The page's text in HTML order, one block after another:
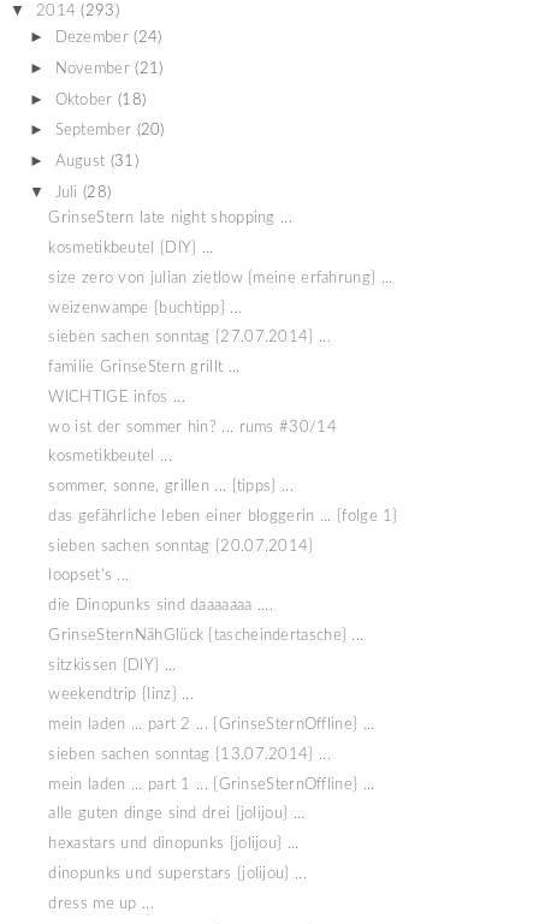
▼ 2014 (293)
► Dezember (24)
► November (21)
► Oktober (18)
► September (20)
► August (31)
▼ Juli (28)
GrinseStern late night shopping ...
kosmetikbeutel {DIY} ...
size zero von julian zietlow {meine erfahrung} ...
weizenwampe {buchtipp} ...
sieben sachen sonntag {27.07.2014} ...
familie GrinseStern grillt ...
WICHTIGE infos ...
wo ist der sommer hin? ... rums #30/14
kosmetikbeutel ...
sommer, sonne, grillen ... {tipps} ...
das gefährliche leben einer bloggerin ... {folge 1}
sieben sachen sonntag {20.07.2014}
loopset's ...
die Dinopunks sind daaaaaaa ....
GrinseSternNähGlück {tascheindertasche} ...
sitzkissen {DIY} ...
weekendtrip {linz} ...
mein laden ... part 2 ... {GrinseSternOffline} ...
sieben sachen sonntag {13.07.2014} ...
mein laden ... part 1 ... {GrinseSternOffline} ...
alle guten dinge sind drei {jolijou} ...
hexastars und dinopunks {jolijou} ...
dinopunks und superstars {jolijou} ...
dress me up ...